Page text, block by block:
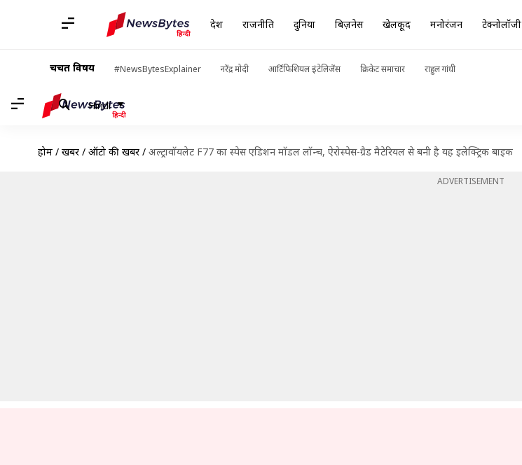
देश राजनीति दुनिया बिज़नेस खेलकूद मनोरंजन टेक्नोलॉजी
चर्चित विषय #NewsBytesExplainer नरेंद्र मोदी आर्टिफिशियल इंटेलिजेंस क्रिकेट समाचार राहुल गांधी
Hindi
होम / खबरें / ऑटो की खबरें / अल्ट्रावॉयलेट F77 का स्पेस एडिशन मॉडल लॉन्च, ऐरोस्पेस-ग्रैड मैटेरियल से बनी है यह इलेक्ट्रिक बाइक
ADVERTISEMENT